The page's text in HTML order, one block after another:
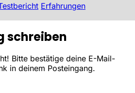
Erfahrungen
schreiben
Bitte bestätige deine E-Mail-
in deinem Posteingang.